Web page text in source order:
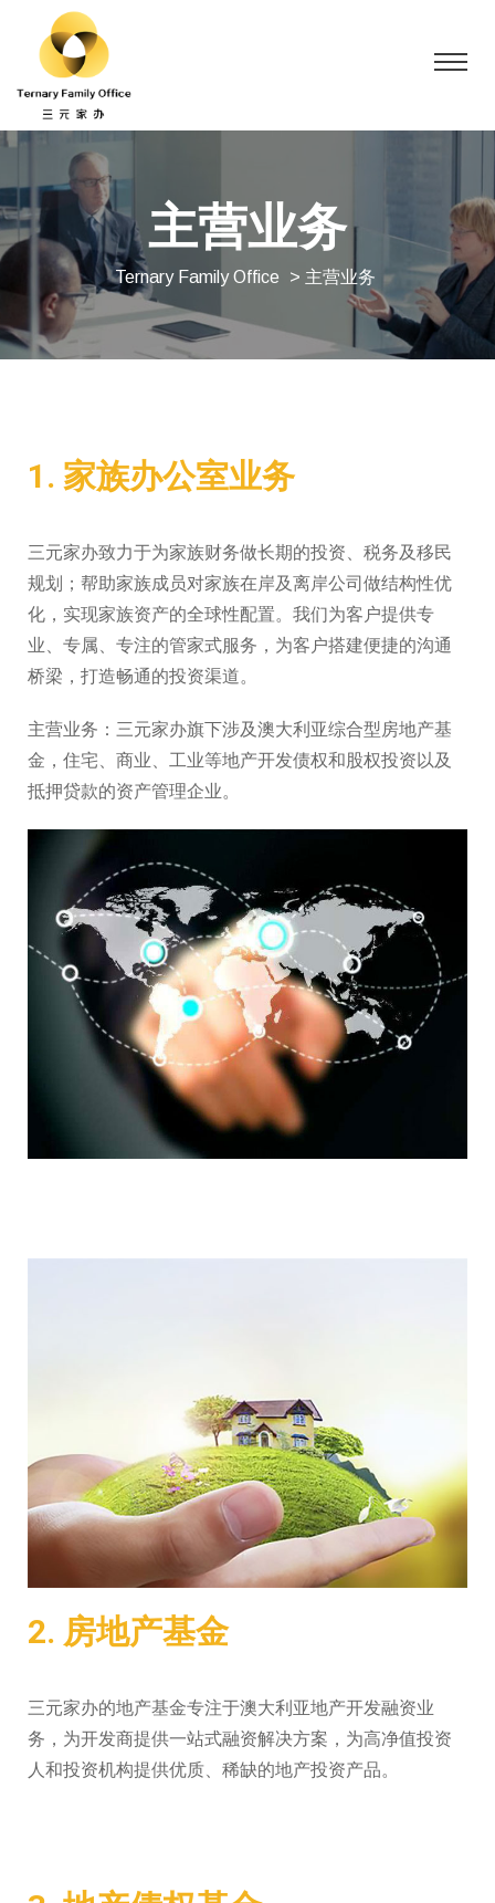
主营业务
Ternary Family Office > 主营业务
1. 家族办公室业务
三元家办致力于为家族财务做长期的投资、税务及移民
规划；帮助家族成员对家族在岸及离岸公司做结构性优
化，实现家族资产的全球性配置。我们为客户提供专
业、专属、专注的管家式服务，为客户搭建便捷的沟通
桥梁，打造畅通的投资渠道。
主营业务：三元家办旗下涉及澳大利亚综合型房地产基
金，住宅、商业、工业等地产开发债权和股权投资以及
抵押贷款的资产管理企业。
2. 房地产基金
三元家办的地产基金专注于澳大利亚地产开发融资业
务，为开发商提供一站式融资解决方案，为高净值投资
人和投资机构提供优质、稀缺的地产投资产品。